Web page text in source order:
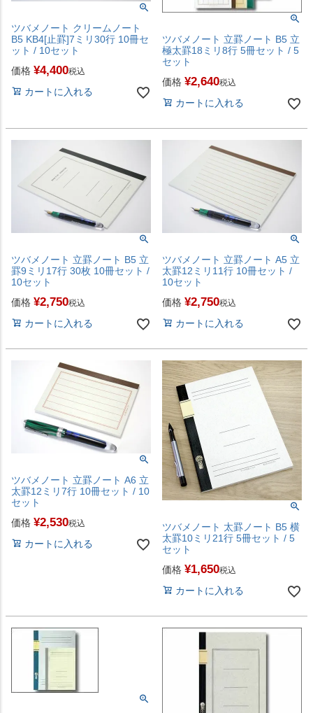
ツバメノート クリームノート
B5 KB4[止罫]7ミリ30行 10冊セ
ット / 10セット
価格 ¥4,400税込
カートに入れる
ツバメノート 立罫ノート B5 立
極太罫18ミリ8行 5冊セット / 5
セット
価格 ¥2,640税込
カートに入れる
ツバメノート 立罫ノート B5 立
罫9ミリ17行 30枚 10冊セット /
10セット
価格 ¥2,750税込
カートに入れる
ツバメノート 立罫ノート A5 立
太罫12ミリ11行 10冊セット /
10セット
価格 ¥2,750税込
カートに入れる
ツバメノート 立罫ノート A6 立
太罫12ミリ7行 10冊セット / 10
セット
価格 ¥2,530税込
カートに入れる
ツバメノート 太罫ノート B5 横
太罫10ミリ21行 5冊セット / 5
セット
価格 ¥1,650税込
カートに入れる